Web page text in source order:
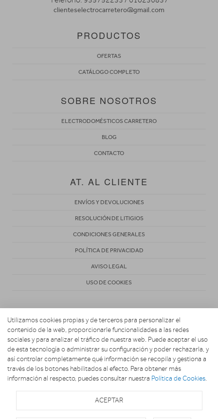
clienteselectrocarretero@gmail.com
PRODUCTOS
OFERTAS
CATÁLOGO COMPLETO
SOBRE NOSOTROS
ELECTRODOMÉSTICOS CARRETERO
BLOG
CONTACTO
AT. AL CLIENTE
ENVÍOS Y DEVOLUCIONES
RESOLUCIÓN DE LITIGIOS
CONDICIONES GENERALES
POLÍTICA DE PRIVACIDAD
AVISO LEGAL
USO DE COOKIES
Copyright 2026. Electrodomésticos Carretero
Utilizamos cookies propias y de terceros para personalizar el
contenido de la web, proporcionarle funcionalidades a las redes
sociales y para analizar el tráfico de nuestra web. Puede aceptar el uso
de esta tecnología o administrar su configuración y poder rechazarla, y
así controlar completamente qué información se recopila y gestiona a
través de los botones habilitados al efecto. Para obtener más
información al respecto, puedes consultar nuestra Política de Cookies.
ACEPTAR